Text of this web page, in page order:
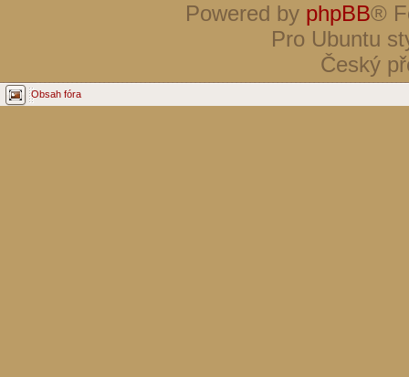
Powered by phpBB®
Pro Ubuntu
Český
Obsah fóra